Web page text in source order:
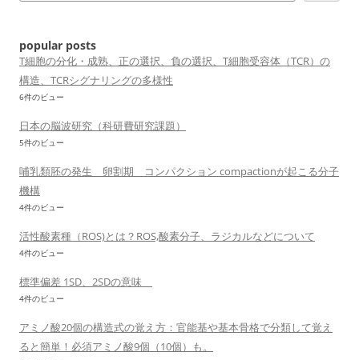
popular posts
T細胞の分化・成熟、正の選択、負の選択、T細胞受容体（TCR）の
構造、TCRシグナリングの多様性
6件のビュー
日本の脳波研究（科研費研究課題）
5件のビュー
哺乳類胚の発生 卵割期 コンパクション compactionが起こる分子
機構
4件のビュー
活性酸素種（ROS)とは？ROS,酸素分子、ラジカルなどについて
4件のビュー
標準偏差 1SD、2SDの意味
4件のビュー
アミノ酸20個の構造式の覚え方：官能基や基本骨格で分類して覚え
ると簡単！必須アミノ酸9個（10個）も。